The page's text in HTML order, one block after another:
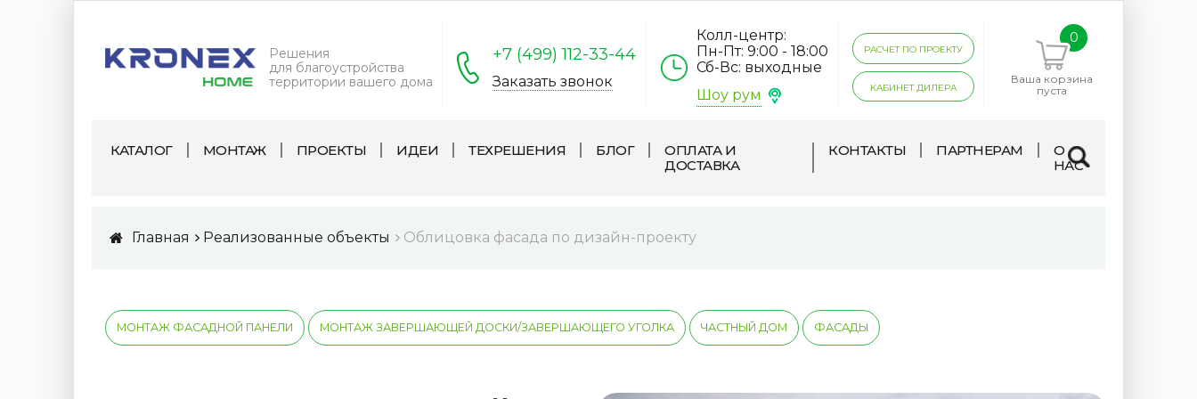
Решения
для благоустройства
территории вашего дома
+7 (499) 112-33-44
Заказать звонок
Колл-центр:
Пн-Пт: 9:00 - 18:00
Сб-Вс: выходные
Шоу рум
РАСЧЕТ ПО ПРОЕКТУ
КАБИНЕТ ДИЛЕРА
0
Ваша корзина
пуста
КАТАЛОГ МОНТАЖ ПРОЕКТЫ ИДЕИ ТЕХРЕШЕНИЯ БЛОГ
ОПЛАТА И
ДОСТАВКА
КОНТАКТЫ ПАРТНЕРАМ
О
НАС
Главная Реализованные объекты Облицовка фасада по дизайн-проекту
МОНТАЖ ФАСАДНОЙ ПАНЕЛИ МОНТАЖ ЗАВЕРШАЮЩЕЙ ДОСКИ/ЗАВЕРШАЮЩЕГО УГОЛКА ЧАСТНЫЙ ДОМ ФАСАДЫ